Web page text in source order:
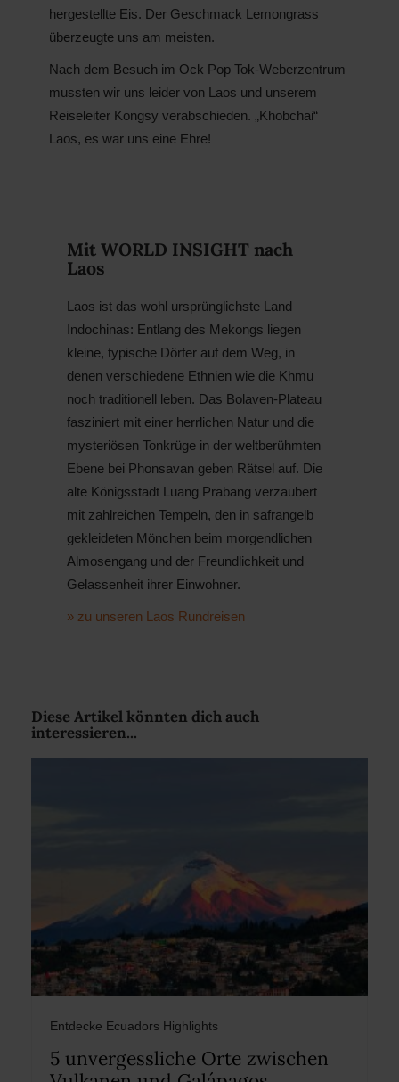
hergestellte Eis. Der Geschmack Lemongrass
überzeugte uns am meisten.
Nach dem Besuch im Ock Pop Tok-Weberzentrum
mussten wir uns leider von Laos und unserem
Reiseleiter Kongsy verabschieden. „Khobchai“
Laos, es war uns eine Ehre!
Mit WORLD INSIGHT nach
Laos
Laos ist das wohl ursprünglichste Land
Indochinas: Entlang des Mekongs liegen
kleine, typische Dörfer auf dem Weg, in
denen verschiedene Ethnien wie die Khmu
noch traditionell leben. Das Bolaven-Plateau
fasziniert mit einer herrlichen Natur und die
mysteriösen Tonkrüge in der weltberühmten
Ebene bei Phonsavan geben Rätsel auf. Die
alte Königsstadt Luang Prabang verzaubert
mit zahlreichen Tempeln, den in safrangelb
gekleideten Mönchen beim morgendlichen
Almosengang und der Freundlichkeit und
Gelassenheit ihrer Einwohner.
» zu unseren Laos Rundreisen
Diese Artikel könnten dich auch
interessieren...
Entdecke Ecuadors Highlights
5 unvergessliche Orte zwischen